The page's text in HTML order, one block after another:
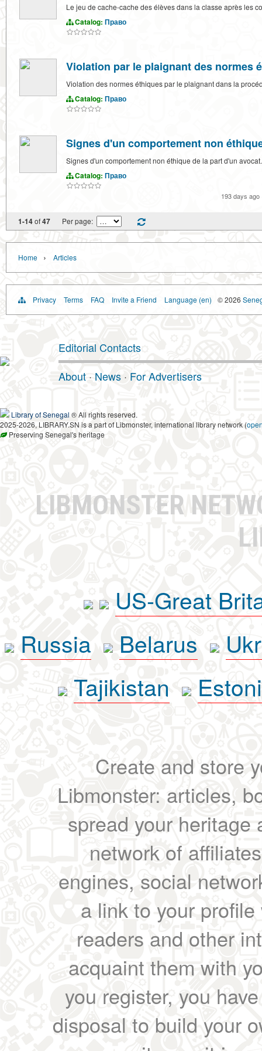
Le jeu de cache-cache des élèves dans la classe après les
Catalog: Право
Violation par le plaignant des normes
Violation des normes éthiques par le plaignant dans la
Catalog: Право
Signes d'un comportement non
Signes d'un comportement non éthique de la part d'un avocat.
Catalog: Право
193 days ago
1-14of47 Per page:
Home › Articles
Privacy Terms FAQ Invite a Friend Language (en) © 2026
Editorial Contacts
About · News · For Advertisers
Library of Senegal ® All rights reserved.
2025-2026, LIBRARY.SN is a part of Libmonster, international library network (
Preserving Senegal's heritage
LIBMONSTER
US-Great
Russia
Belarus
Tajikistan
Create and store
Libmonster: articles,
spread your heritage
network of
engines, social
a link to your
readers and other
acquaint them with
you register, you
disposal to build your